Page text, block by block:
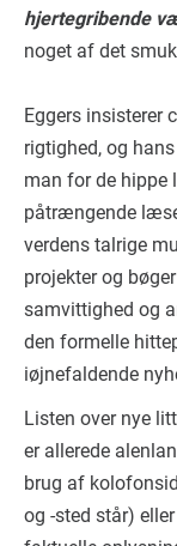
hjertegribende
noget af det
Eggers insisterer
rigtighed, og
man for de hippe
påtrængende
verdens talrige
projekter og
samvittighed og
den formelle
iøjnefaldende
Listen over nye
er allerede
brug af
og -sted står)